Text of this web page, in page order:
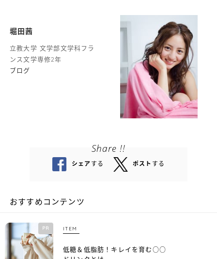
堀田茜
立教大学 文学部文学科フラ
ンス文学専修2年
ブログ
Share !!
シェア する ポスト する
おすすめコンテンツ
PR ITEM
低糖＆低脂肪！キレイを育む○○